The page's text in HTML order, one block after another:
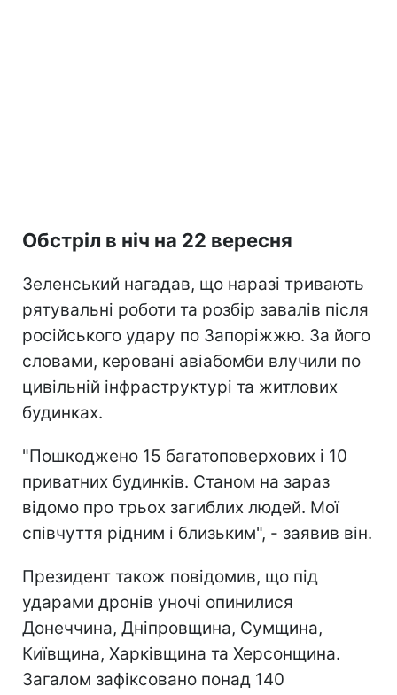
Обстріл в ніч на 22 вересня
Зеленський нагадав, що наразі тривають
рятувальні роботи та розбір завалів після
російського удару по Запоріжжю. За його
словами, керовані авіабомби влучили по
цивільній інфраструктурі та житлових
будинках.
"Пошкоджено 15 багатоповерхових і 10
приватних будинків. Станом на зараз
відомо про трьох загиблих людей. Мої
співчуття рідним і близьким", - заявив він.
Президент також повідомив, що під
ударами дронів уночі опинилися
Донеччина, Дніпровщина, Сумщина,
Київщина, Харківщина та Херсонщина.
Загалом зафіксовано понад 140